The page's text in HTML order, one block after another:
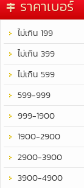
ราคาเบอร์
ไม่เกิน 199
ไม่เกิน 399
ไม่เกิน 599
599-999
999-1900
1900-2900
2900-3900
3900-4900